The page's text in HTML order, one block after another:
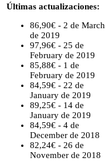
Últimas actualizaciones:
86,90€ - 2 de March
de 2019
97,96€ - 25 de
February de 2019
85,88€ - 1 de
February de 2019
84,59€ - 22 de
January de 2019
89,25€ - 14 de
January de 2019
84,59€ - 4 de
December de 2018
82,24€ - 26 de
November de 2018